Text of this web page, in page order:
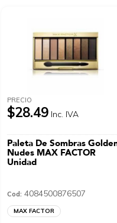
PRECIO
$28.49 Inc. IVA
Paleta De Sombras
Nudes MAX FACTOR
Unidad
Cod: 4084500876507
MAX FACTOR